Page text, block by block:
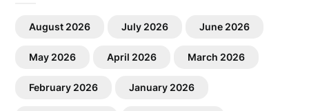
August 2026 July 2026 June 2026
May 2026 April 2026 March 2026
February 2026 January 2026